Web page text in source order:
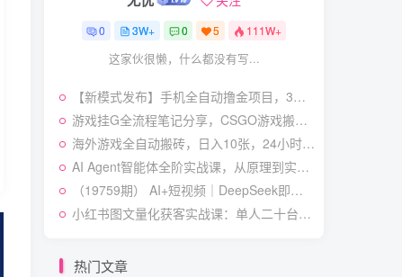
3 （19545期）AI短剧创
作：
ChatGPT+Seedance2.0教
程，从零制作恶毒女配短
全流程
13天前
4
某大佬的线下闭门课｜商
业推理与底层逻辑・内容创
作与流量心法・AI核心概念
与Claude Code实战，打造
个人超级生产系统【录音
+图片】
22天前
5 7月最新抖音Ai美女涨粉
技术，3天万粉，小白也能
快速起号涨粉变现
27天前 ￥4.9
0 3W+ 0 5 111W+
这家伙很懒，什么都没有写...
【新模式发布】手机全自动撸金项目，3台手机一天200+，保姆级教程及全套工具【揭秘】
游戏挂G全流程笔记分享，CSGO游戏搬砖，小白看了当天学会见收益【揭秘】
海外游戏全自动搬砖，日入10张，24小时全自动运行，无需人工值守，绿色稳定！【揭秘】
AI Agent智能体全阶实战课，从原理到实操，手把手搭建可自动运行的AI Agent
（19759期） AI+短视频｜DeepSeek即梦豆包小云雀全工具教学，从账号定位到剪映剪辑，零基础也能快速上手做爆款
小红书图文量化获客实战课：单人二十台设备矩阵搭建，标准化流程高效批量引流获客
热门文章